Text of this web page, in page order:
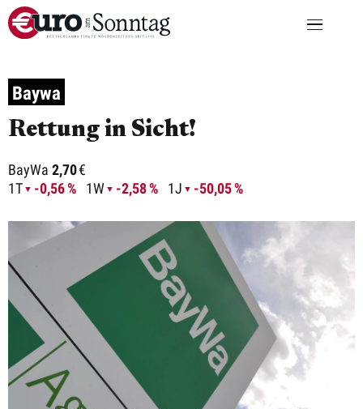
Baywa
Rettung in Sicht!
BayWa 2,70€
1T
-0,56 % 1W -2,58 % 1J -50,05 %